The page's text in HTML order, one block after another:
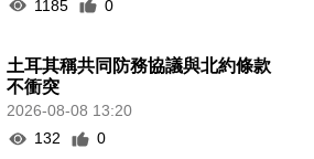
1185
0
土耳其稱共同防務協議與北約條款
不衝突
2026-08-08 13:20
132
0